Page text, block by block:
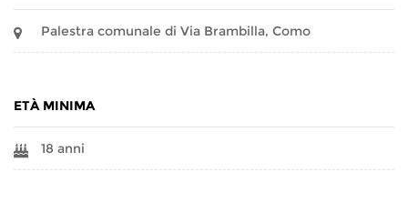
Palestra comunale di Via Brambilla, Como
ETÀ MINIMA
18 anni